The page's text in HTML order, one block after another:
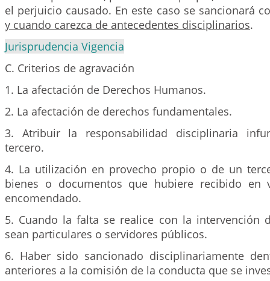
el perjuicio causado. En este caso se sancionará
y cuando carezca de antecedentes disciplinarios.
Jurisprudencia Vigencia
C. Criterios de agravación
1. La afectación de Derechos Humanos.
2. La afectación de derechos fundamentales.
3. Atribuir la responsabilidad disciplinaria
tercero.
4. La utilización en provecho propio o de un
bienes o documentos que hubiere recibido en
encomendado.
5. Cuando la falta se realice con la intervención
sean particulares o servidores públicos.
6. Haber sido sancionado disciplinariamente
anteriores a la comisión de la conducta que se